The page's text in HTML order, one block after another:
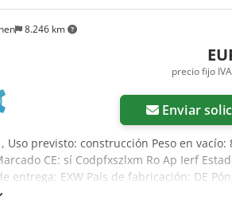
8.246 km
precio fijo
Enviar
, Uso previsto: construcción Peso en vacío:
CE: sí Codpfxszlxm Ro Ap Ierf
EXW País de fabricación: DE
Aspiradora Kappel DSKEB2-12V *